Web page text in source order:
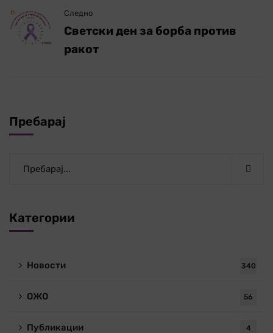
Следно
Светски ден за борба против
ракот
Пребарај
Категории
Новости 340
ОЖО 56
Публикации 4